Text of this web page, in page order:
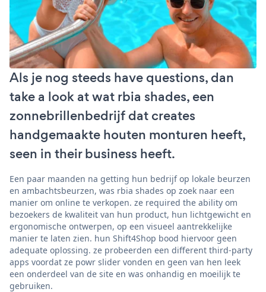
Als je nog steeds have questions, dan
take a look at wat rbia shades, een
zonnebrillenbedrijf dat creates
handgemaakte houten monturen heeft,
seen in their business heeft.
Een paar maanden na getting hun bedrijf op lokale beurzen
en ambachtsbeurzen, was rbia shades op zoek naar een
manier om online te verkopen. ze required the ability om
bezoekers de kwaliteit van hun product, hun lichtgewicht en
ergonomische ontwerpen, op een visueel aantrekkelijke
manier te laten zien. hun Shift4Shop bood hiervoor geen
adequate oplossing. ze probeerden een different third-party
apps voordat ze powr slider vonden en geen van hen leek
een onderdeel van de site en was onhandig en moeilijk te
gebruiken.